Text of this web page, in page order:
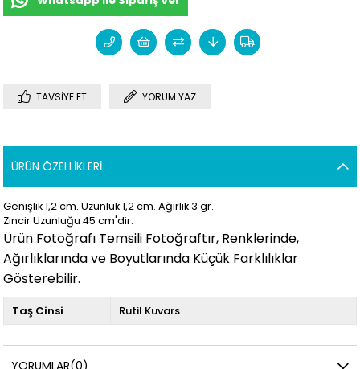
TAVSIYE ET YORUM YAZ
ÜRÜN ÖZELLIKLERI
Genişlik 1,2cm. Uzunluk 1,2 cm. Ağırlık 3gr.
Zincir Uzunluğu 45 cm'dir.
Ürün Fotoğrafı Temsili Fotoğraftır, Renklerinde,
Ağırlıklarında ve Boyutlarında Küçük Farklılıklar
Gösterebilir.
Taş Cinsi Rutil Kuvars
YORUMLAR(0)